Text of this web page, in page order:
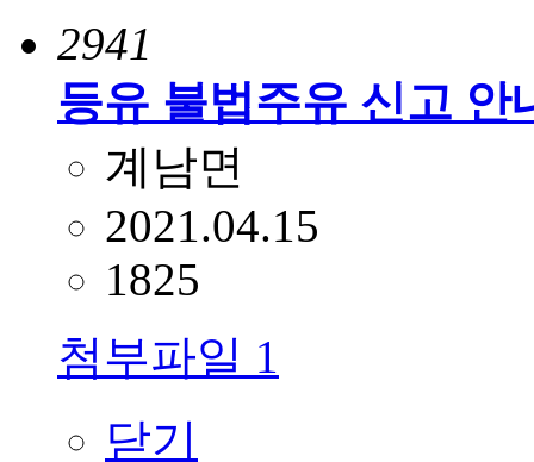
2941
등유 불법주유 신고 안
계남면
2021.04.15
1825
첨부파일 1
닫기